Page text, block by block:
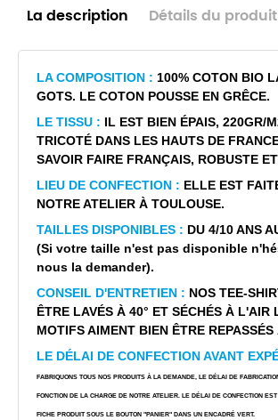
La description Détails du produit
LA COMPOSITION : 100% COTON BIO
GOTS. LE COTON POUSSE EN GRÊCE.
LE TISSU : IL EST BIEN ÉPAIS, 220GR/
TRICOTÉ DANS LES HAUTS DE
SAVOIR FAIRE FRANÇAIS, ROBUSTE
LIEU DE CONFECTION : ELLE EST
NOTRE ATELIER À TOULOUSE.
TAILLES DISPONIBLES : DU 4/10 ANS
(Si votre taille n'est pas disponible
nous la demander).
CONSEIL D'ENTRETIEN : NOS TEE-
ÊTRE LAVÉS À 40° ET SÉCHÉS À L'AIR
MOTIFS AIMENT BIEN ÊTRE REPASSÉS
LE DÉLAI DE CONFECTION AVANT
FABRIQUONS TOUS NOS PRODUITS À LA DEMANDE, LE DÉLAI DE
FONCTION DE LA CHARGE DE NOTRE ATELIER. LE DÉLAI DE CONFECTION
FICHE PRODUIT SOUS LE BOUTON "PANIER" DANS UN ENCADRÉ VERT.